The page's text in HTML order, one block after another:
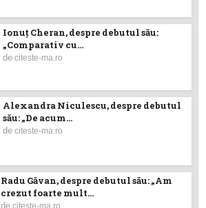
Ionuţ Cheran, despre debutul său:
„Comparativ cu...
deciteste-ma.ro
Alexandra Niculescu, despre debutul
său: „De acum...
deciteste-ma.ro
Radu Găvan, despre debutul său: „Am
crezut foarte mult...
de